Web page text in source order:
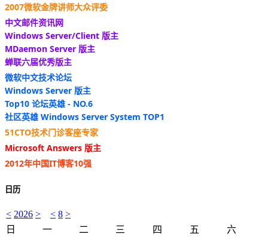
2007微软金牌讲师大众评委
中文邮件资讯网
Windows Server/Client 版主
MDaemon Server 版主
蝉联六届优秀版主
微软中文技术论坛
Windows Server 版主
Top10 论坛英雄 - NO.6
社区英雄 Windows Server System TOP1
51CTO技术门诊客座专家
Microsoft Answers 版主
2012年中国IT博客10强
日历
< 2026 > < 8 >
日
一 二 三 四 五
六